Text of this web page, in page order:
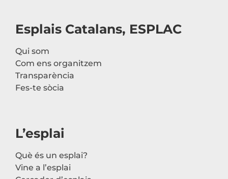
Esplais Catalans, ESPLAC
Qui som
Com ens organitzem
Transparència
Fes-te sòcia
L’esplai
Què és un esplai?
Vine a l’esplai